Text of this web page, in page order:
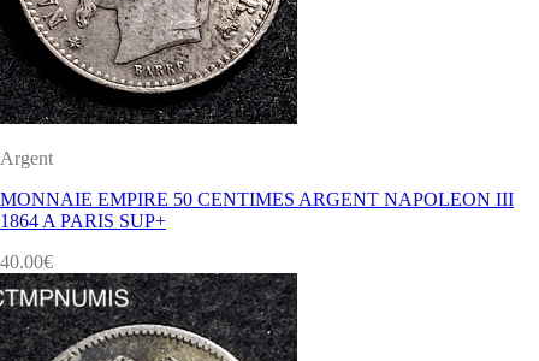
Argent
MONNAIE EMPIRE 50 CENTIMES ARGENT NAPOLEON III
1864 A PARIS SUP+
40.00€